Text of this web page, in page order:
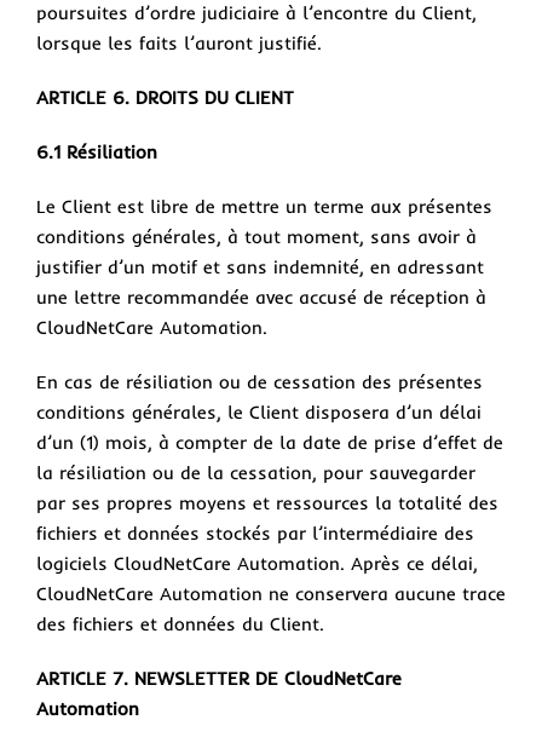
poursuites d’ordre judiciaire à l’encontre du Client,
lorsque les faits l’auront justifié.
ARTICLE 6. DROITS DU CLIENT
6.1 Résiliation
Le Client est libre de mettre un terme aux présentes
conditions générales, à tout moment, sans avoir à
justifier d’un motif et sans indemnité, en adressant
une lettre recommandée avec accusé de réception à
CloudNetCare Automation.
En cas de résiliation ou de cessation des présentes
conditions générales, le Client disposera d’un délai
d’un (1) mois, à compter de la date de prise d’effet de
la résiliation ou de la cessation, pour sauvegarder
par ses propres moyens et ressources la totalité des
fichiers et données stockés par l’intermédiaire des
logiciels CloudNetCare Automation. Après ce délai,
CloudNetCare Automation ne conservera aucune trace
des fichiers et données du Client.
ARTICLE 7. NEWSLETTER DE CloudNetCare
Automation